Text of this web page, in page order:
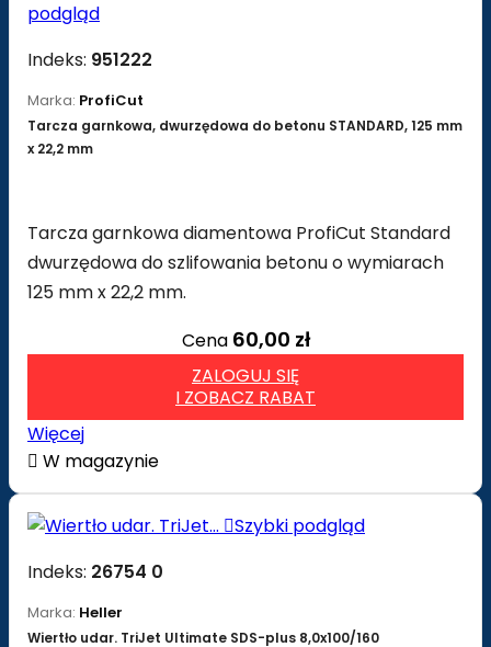
podgląd
Indeks: 951222
Marka: ProfiCut
Tarcza garnkowa, dwurzędowa do betonu STANDARD, 125 mm
x 22,2 mm
Tarcza garnkowa diamentowa ProfiCut Standard
dwurzędowa do szlifowania betonu o wymiarach
125 mm x 22,2 mm.
Cena 60,00 zł
ZALOGUJ SIĘ
I ZOBACZ RABAT
Więcej
 W magazynie
Szybki podgląd
Indeks: 26754 0
Marka: Heller
Wiertło udar. TriJet Ultimate SDS-plus 8,0x100/160